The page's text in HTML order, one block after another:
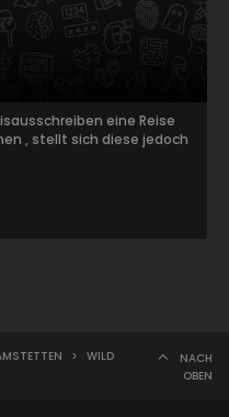
eine Reise
, stellt sich diese jedoch
> WILD
NACH
OBEN